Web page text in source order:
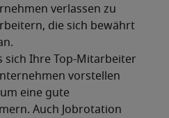
verlassen zu
die sich bewährt
sich Ihre Top-Mitarbeiter
vorstellen
eine gute
Auch Jobrotation